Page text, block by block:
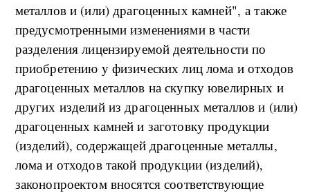
металлов и (или) драгоценных камней", а также
предусмотренными изменениями в части
разделения лицензируемой деятельности по
приобретению у физических лиц лома и отходов
драгоценных металлов на скупку ювелирных и
других изделий из драгоценных металлов и (или)
драгоценных камней и заготовку продукции
(изделий), содержащей драгоценные металлы,
лома и отходов такой продукции (изделий),
законопроектом вносятся соответствующие